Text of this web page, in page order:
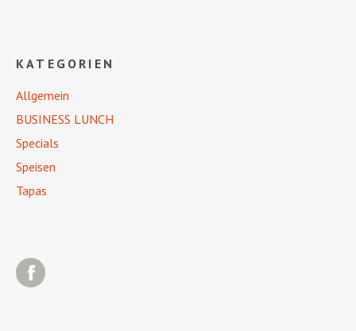
KATEGORIEN
Allgemein
BUSINESS LUNCH
Specials
Speisen
Tapas